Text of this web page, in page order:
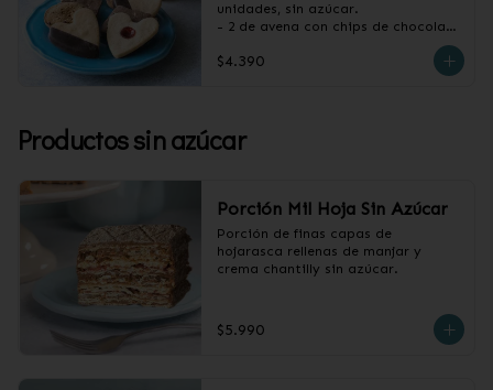
unidades, sin azúcar.
- 2 de avena con chips de chocolate
chocolate
$4.390
Productos sin azúcar
Porción Mil Hoja Sin Azúcar
Porción de finas capas de
hojarasca rellenas de manjar y
crema chantilly sin azúcar.
$5.990